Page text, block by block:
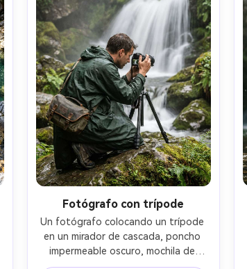
Fotógrafo con trípode
Un fotógrafo colocando un trípode
en un mirador de cascada, poncho
impermeable oscuro, mochila de
cámara, postura concentrada, fondo